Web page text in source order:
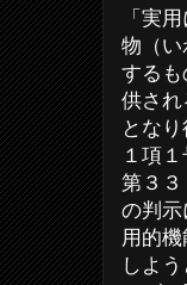
「実
物（
する
供さ
とな
１項
第３
の判
用的
しよ